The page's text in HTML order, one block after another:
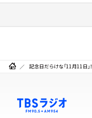
記念日だらけな「11月11日」！